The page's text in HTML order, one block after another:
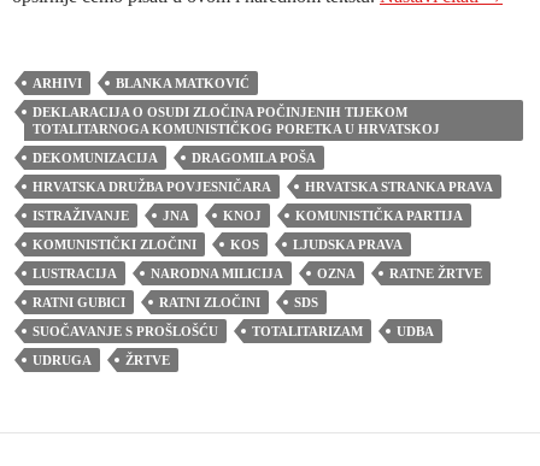
ARHIVI
BLANKA MATKOVIĆ
DEKLARACIJA O OSUDI ZLOČINA POČINJENIH TIJEKOM
TOTALITARNOGA KOMUNISTIČKOG PORETKA U HRVATSKOJ
DEKOMUNIZACIJA
DRAGOMILA POŠA
HRVATSKA DRUŽBA POVJESNIČARA
HRVATSKA STRANKA PRAVA
ISTRAŽIVANJE
JNA KNOJ
KOMUNISTIČKA PARTIJA
KOMUNISTIČKI ZLOČINI
KOS
LJUDSKA PRAVA
LUSTRACIJA
NARODNA MILICIJA OZNA
RATNE ŽRTVE
RATNI GUBICI
RATNI ZLOČINI
SDS
SUOČAVANJE S PROŠLOŠĆU
TOTALITARIZAM
UDBA
UDRUGA
ŽRTVE